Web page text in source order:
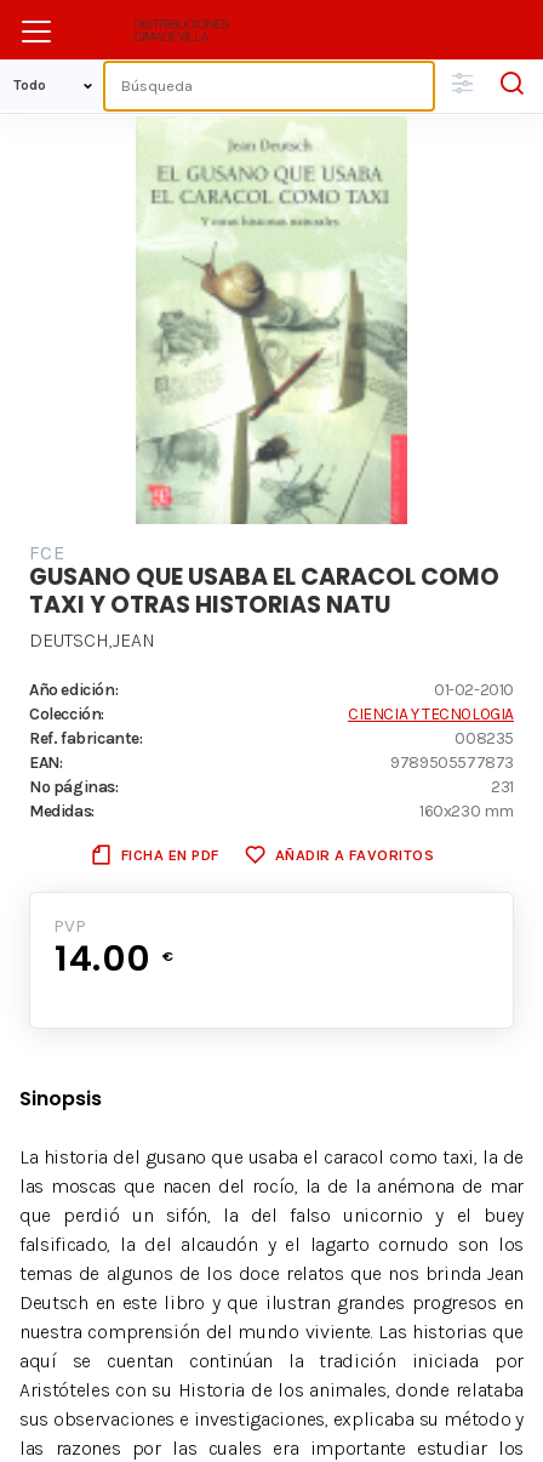
FCE
GUSANO QUE USABA EL CARACOL COMO
TAXI Y OTRAS HISTORIAS NATU
DEUTSCH,JEAN
Año edición:
01-02-2010
Colección:
CIENCIA Y TECNOLOGIA
Ref. fabricante:
008235
EAN:
9789505577873
Nº páginas:
231
Medidas:
160x230 mm
FICHA EN PDF AÑADIR A FAVORITOS
PVP
14.00 €
Sinopsis
La historia del gusano que usaba el caracol como taxi, la de
las moscas que nacen del rocío, la de la anémona de mar
que perdió un sifón, la del falso unicornio y el buey
falsificado, la del alcaudón y el lagarto cornudo son los
temas de algunos de los doce relatos que nos brinda Jean
Deutsch en este libro y que ilustran grandes progresos en
nuestra comprensión del mundo viviente. Las historias que
aquí se cuentan continúan la tradición iniciada por
Aristóteles con su Historia de los animales, donde relataba
sus observaciones e investigaciones, explicaba su método y
las razones por las cuales era importante estudiar los